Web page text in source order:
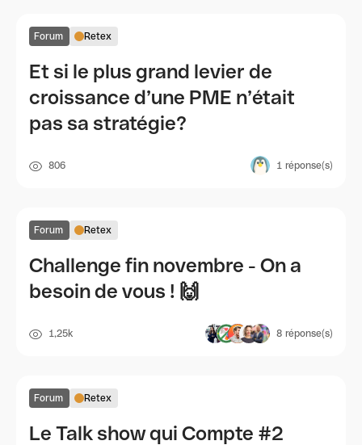
Forum Retex
Et si le plus grand levier de
croissance d’une PME n’était
pas sa stratégie?
806 1 réponse(s)
Forum Retex
Challenge fin novembre - On a
besoin de vous ! 🙌
1,25k 8 réponse(s)
Forum Retex
Le Talk show qui Compte #2